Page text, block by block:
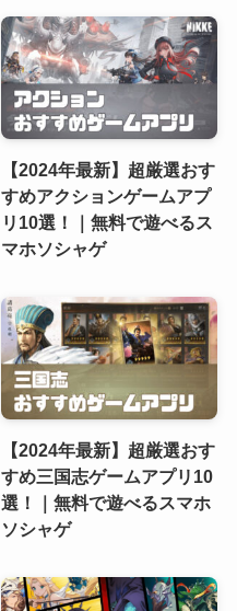
【2024年最新】超厳選おす
すめアクションゲームアプ
リ10選！｜無料で遊べるス
マホソシャゲ
【2024年最新】超厳選おす
すめ三国志ゲームアプリ10
選！｜無料で遊べるスマホ
ソシャゲ